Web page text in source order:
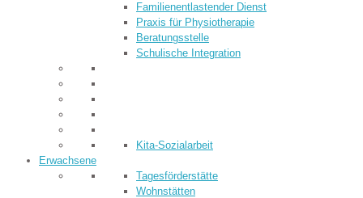
Familienentlastender Dienst
Praxis für Physiotherapie
Beratungsstelle
Schulische Integration
Kita-Sozialarbeit
Erwachsene
Tagesförderstätte
Wohnstätten